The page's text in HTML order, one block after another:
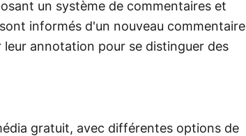
un système de commentaires et
informés d'un nouveau commentaire
annotation pour se distinguer des
gratuit, avec différentes options de